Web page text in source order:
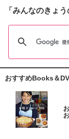
「みんなのきょ
おすすめBooks＆